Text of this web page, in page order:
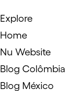
Explore
Home
Nu Website
Blog Colômbia
Blog México